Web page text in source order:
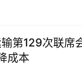
第129次联席
成本